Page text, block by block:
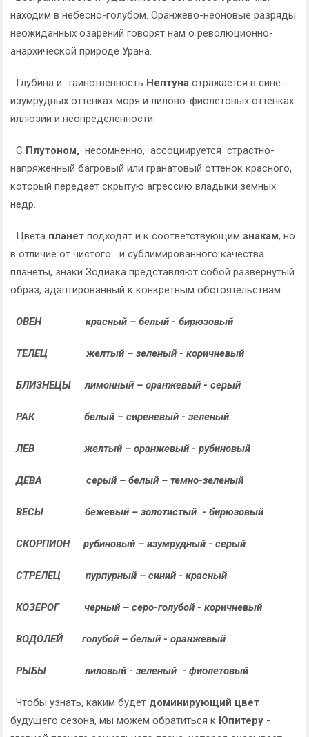
находим в небесно-голубом. Оранжево-неоновые разряды
неожиданных озарений говорят нам о революционно-
анархической природе Урана.
Глубина и таинственность Нептуна отражается в сине-
изумрудных оттенках моря и лилово-фиолетовых оттенках
иллюзии и неопределенности.
С Плутоном, несомненно, ассоциируется страстно-
напряженный багровый или гранатовый оттенок красного,
который передает скрытую агрессию владыки земных
недр.
Цвета планет подходят и к соответствующим знакам, но
в отличие от чистого и сублимированного качества
планеты, знаки Зодиака представляют собой развернутый
образ, адаптированный к конкретным обстоятельствам.
ОВЕН красный – белый - бирюзовый
ТЕЛЕЦ желтый – зеленый - коричневый
БЛИЗНЕЦЫ лимонный – оранжевый - серый
РАК белый – сиреневый - зеленый
ЛЕВ желтый – оранжевый - рубиновый
ДЕВА серый – белый – темно-зеленый
ВЕСЫ бежевый – золотистый - бирюзовый
СКОРПИОН рубиновый – изумрудный - серый
СТРЕЛЕЦ пурпурный – синий - красный
КОЗЕРОГ черный – серо-голубой - коричневый
ВОДОЛЕЙ голубой – белый - оранжевый
РЫБЫ лиловый - зеленый - фиолетовый
Чтобы узнать, каким будет доминирующий цвет
будущего сезона, мы можем обратиться к Юпитеру -